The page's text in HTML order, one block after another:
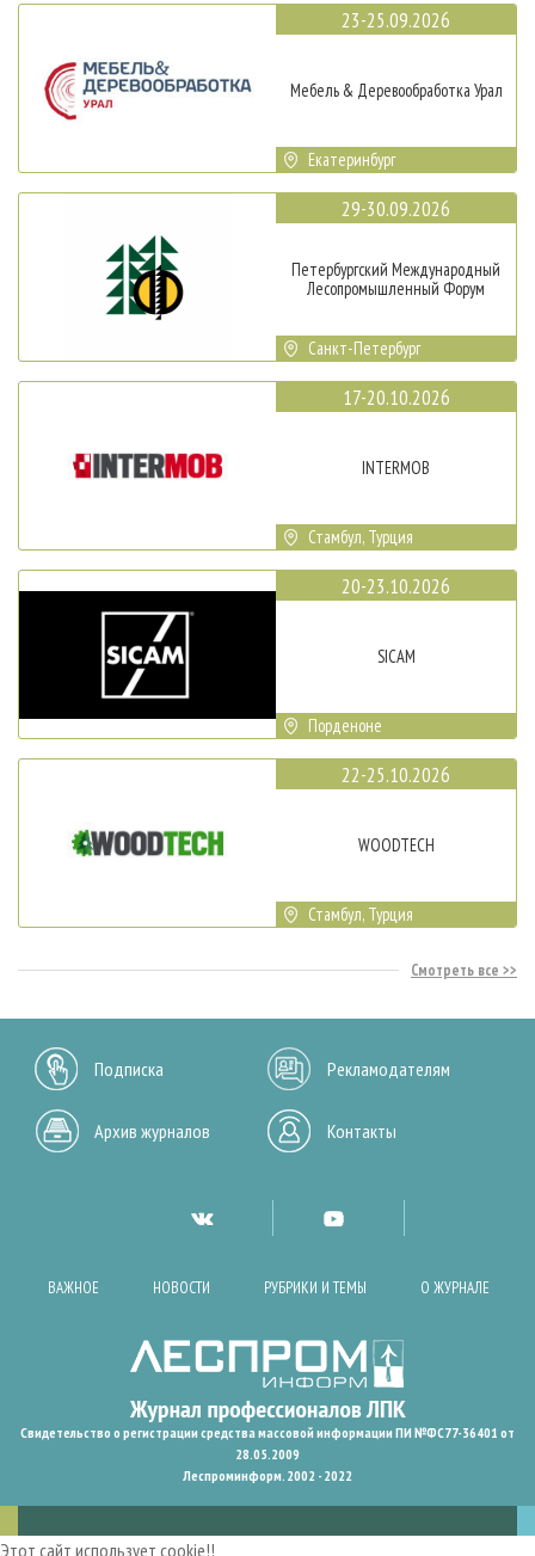
23-25.09.2026
Мебель & Деревообработка Урал
Екатеринбург
29-30.09.2026
Петербургский Международный
Лесопромышленный Форум
Санкт-Петербург
17-20.10.2026
INTERMOB
Стамбул, Турция
20-23.10.2026
SICAM
Порденоне
22-25.10.2026
WOODTECH
Стамбул, Турция
Смотреть все
Подписка Рекламодателям
Архив журналов Контакты
ВАЖНОЕ НОВОСТИ РУБРИКИ И ТЕМЫ О ЖУРНАЛЕ
Свидетельство о регистрации средства массовой информации ПИ №ФС77-36401 от
28.05.2009
Леспроминформ. 2002 - 2022
Этот сайт использует cookie!!